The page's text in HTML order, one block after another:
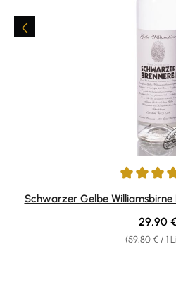
Durchschnittliche Bewertung
Schwarzer Gelbe Williamsbirne
(59,80 € / 1
29,90 €